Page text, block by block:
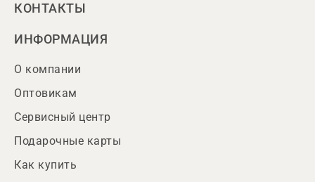
КОНТАКТЫ
ИНФОРМАЦИЯ
О компании
Оптовикам
Сервисный центр
Подарочные карты
Как купить